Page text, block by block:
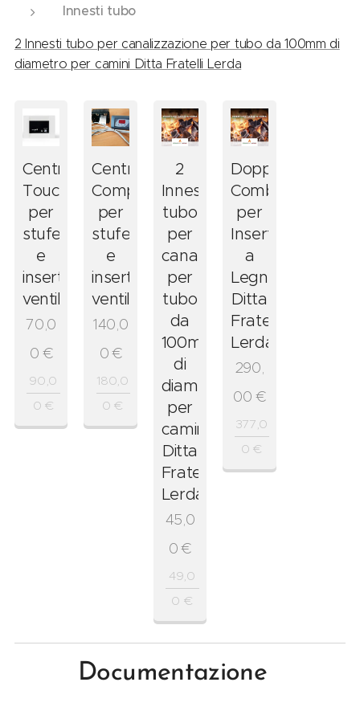
Innesti tubo
2 Innesti tubo per canalizzazione per tubo da 100mm di
diametro per camini Ditta Fratelli Lerda
Centralina
Touch
per
stufe
e
inserti
ventilati
70,0
0 €
90,0
0 €
Centralina
Completa
per
stufe
e
inserti
ventilati
140,0
0€
180,0
0 €
2
Innesti
tubo
per
canalizzazione
per
tubo
da
100mm
di
diametro
per
camini
Ditta
Fratelli
Lerda
45,0
0€
49,0
0 €
Doppia
Combustione
per
Inserti
a
Legna
Ditta
Fratelli
Lerda
290,
00 €
377,0
0 €
Documentazione